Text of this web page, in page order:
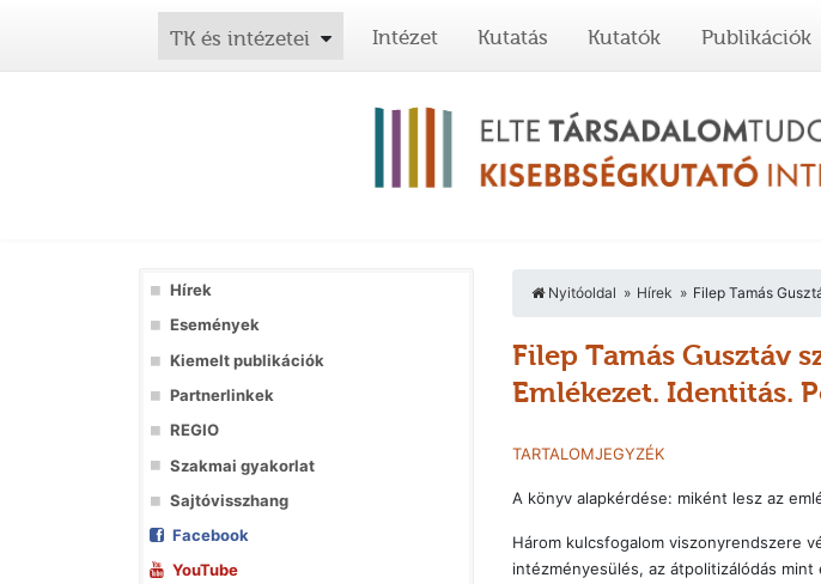
TK és intézetei Intézet Kutatás Kutatók Publikációk
Hírek
Események
Kiemelt publikációk
Partnerlinkek
REGIO
Szakmai gyakorlat
Sajtóvisszhang
Facebook
YouTube
Nyitóoldal Hírek Filep Tamás
Filep Tamás Gusztáv
Emlékezet. Identitás.
TARTALOMJEGYZÉK
A könyv alapkérdése: miként lesz az
Három kulcsfogalom viszonyrendszere
intézményesülés, az átpolitizálódás